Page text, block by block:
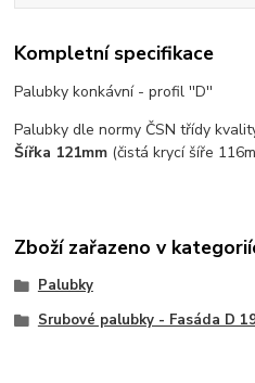
Kompletní specifikace
Palubky konkávní - profil ''D''
Palubky dle normy ČSN třídy
Šířka 121mm (čistá krycí šíře
Zboží zařazeno v
Palubky
Srubové palubky - Fasáda D